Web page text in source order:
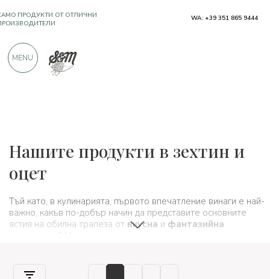
Нашите продукти в зехтин и
оцет
Тъй като, в кулинарията, първото впечатление винаги е най-
важно, какъв по-добър начин да представите основните
ястия на обилна трапеза от вкусна и фантазийна
? Насладете се на това първо вкусно ястие,
на масата нещо просто и автентично, но в същото време
ПРОДУКТИ ОТ ОТЛИЧНИ
900 ПОЛОЖИТЕЛНИ ОТЗИВИ
WA: +39 351 865 9444
MENU